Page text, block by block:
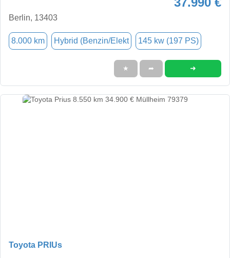
Berlin, 13403
8.000 km Hybrid (Benzin/Elekt 145 kw (197 PS)
★ ➦ ➜
Toyota PRIUs